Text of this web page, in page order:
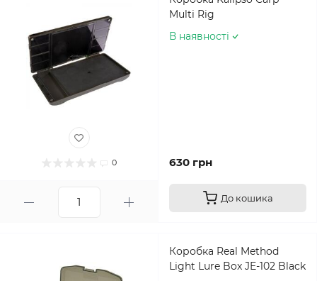
0
Multi Rig
В наявності
630 грн
До кошика
Коробка Real Method
Light Lure Box JE-102 Black